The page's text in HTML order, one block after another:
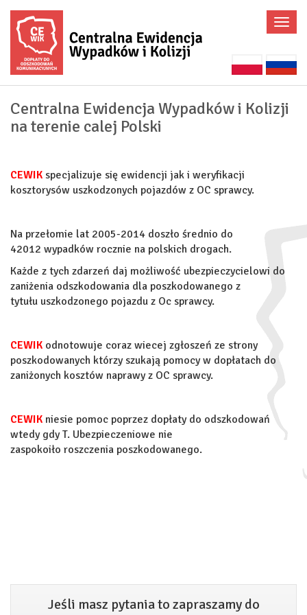
Centralna Ewidencja Wypadków i Kolizji
na terenie calej Polski
CEWIK specjalizuje się ewidencji jak i weryfikacji
kosztorysów uszkodzonych pojazdów z OC sprawcy.
Na przełomie lat 2005-2014 doszło średnio do
42012 wypadków rocznie na polskich drogach.
Każde z tych zdarzeń daj możliwość ubezpieczycielowi do
zaniżenia odszkodowania dla poszkodowanego z
tytułu uszkodzonego pojazdu z Oc sprawcy.
CEWIK odnotowuje coraz wiecej zgłoszeń ze strony
poszkodowanych którzy szukają pomocy w dopłatach do
zaniżonych kosztów naprawy z OC sprawcy.
CEWIK niesie pomoc poprzez dopłaty do odszkodowań
wtedy gdy T. Ubezpieczeniowe nie
zaspokoiło roszczenia poszkodowanego.
Jeśli masz pytania to zapraszamy do